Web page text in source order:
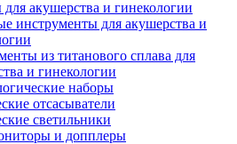
акушерства и гинекологии
инструменты для акушерства и
из титанового сплава для
и гинекологии
наборы
отсасыватели
светильники
и допплеры